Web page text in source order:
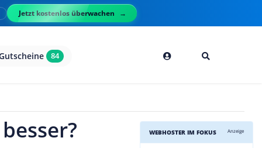
Jetzt kostenlos überwachen
84
WEBHOSTER IM FOKUS Anzeige